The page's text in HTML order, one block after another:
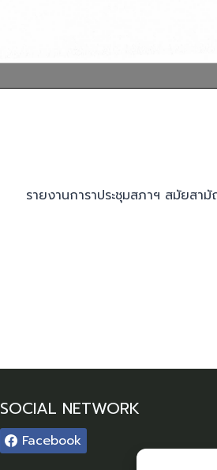
รายงานการาประชุมสภาฯ สมัยสา
SOCIAL NETWORK
Facebook